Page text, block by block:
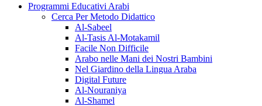
Programmi Educativi Arabi
Cerca Per Metodo Didattico
Al-Sabeel
Al-Tasis Al-Motakamil
Facile Non Difficile
Arabo nelle Mani dei Nostri Bambini
Nel Giardino della Lingua Araba
Digital Future
Al-Nouraniya
Al-Shamel